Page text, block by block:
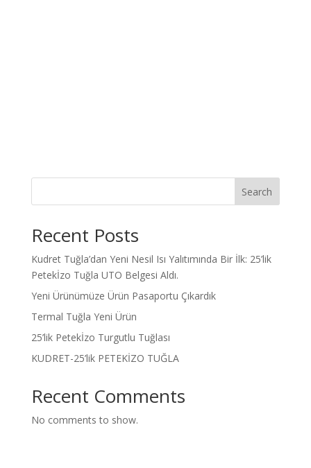
Search
Recent Posts
Kudret Tuğla’dan Yeni Nesil Isı Yalıtımında Bir İlk: 25’lik
Petekİzo Tuğla UTO Belgesi Aldı.
Yeni Ürünümüze Ürün Pasaportu Çıkardık
Termal Tuğla Yeni Ürün
25’lik Petekİzo Turgutlu Tuğlası
KUDRET-25’lik PETEKİZO TUĞLA
Recent Comments
No comments to show.